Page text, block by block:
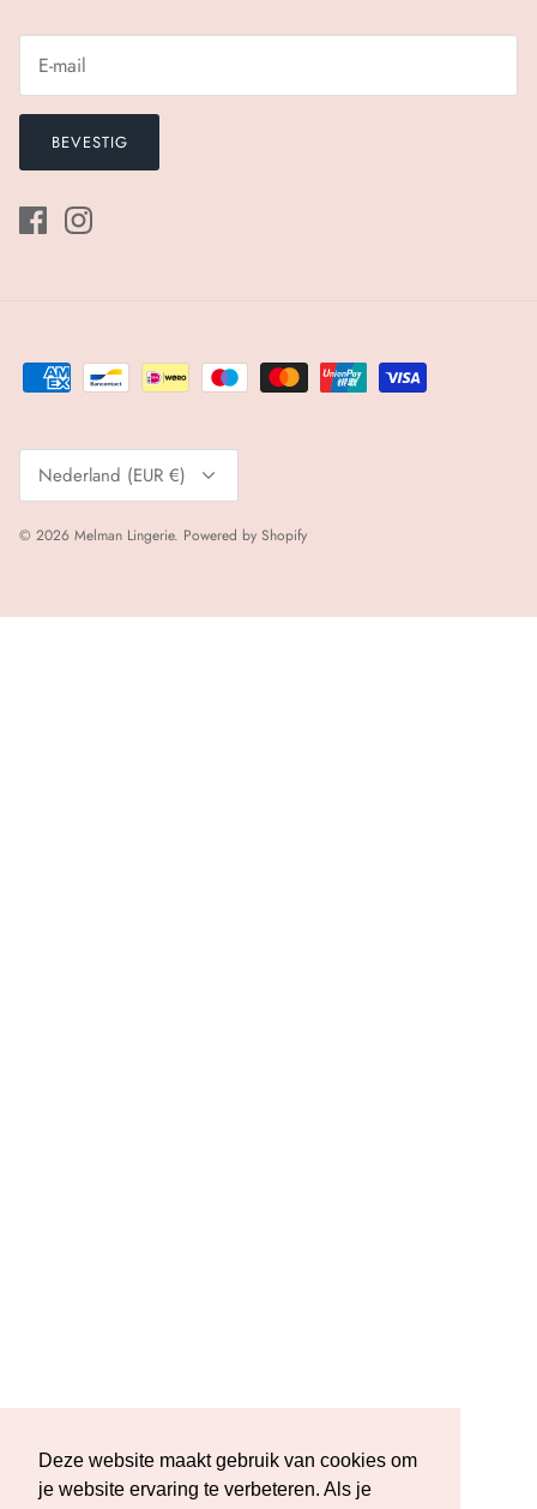
Deze website maakt gebruik van cookies om
je website ervaring te verbeteren. Als je
Deze website maakt gebruik van cookies om
je website ervaring te verbeteren. Als je
BEVESTIG
Valuta
Nederland (EUR €)
© 2026 Melman Lingerie. Powered by Shopify